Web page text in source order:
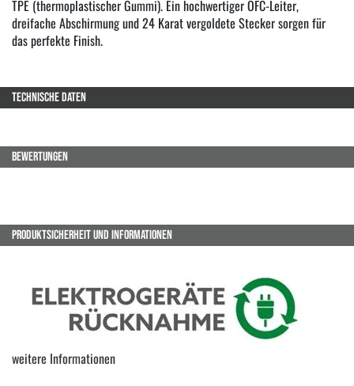
TPE (thermoplastischer Gummi). Ein hochwertiger OFC-Leiter,
dreifache Abschirmung und 24 Karat vergoldete Stecker sorgen für
das perfekte Finish.
TECHNISCHE DATEN
BEWERTUNGEN
PRODUKTSICHERHEIT UND INFORMATIONEN
weitere Informationen